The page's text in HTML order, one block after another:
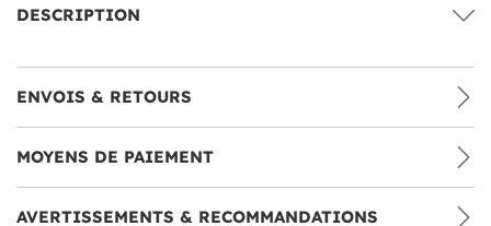
DESCRIPTION
ENVOIS & RETOURS
MOYENS DE PAIEMENT
AVERTISSEMENTS & RECOMMANDATIONS